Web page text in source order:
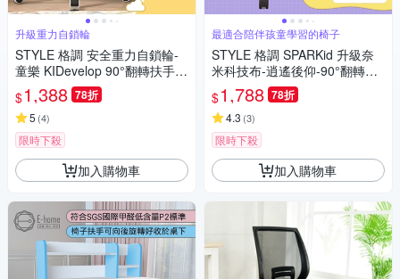
升級重力自鎖輪
STYLE 格調 安全重力自鎖輪-
童樂 KIDevelop 90°翻轉扶手成
長電腦椅/成長椅/學習椅/升降椅
(附活動式腳踏)
$1,388 78折
5 (4)
限時下殺
加入購物車
最適合陪伴孩童學習的椅子
STYLE 格調 SPARKid 升級奈
米科技布-逍遙後仰-90°翻轉扶
手成長電腦椅/成長椅/學習椅/升
降椅(附活動式腳踏)
$1,788 78折
4.3 (3)
限時下殺
加入購物車